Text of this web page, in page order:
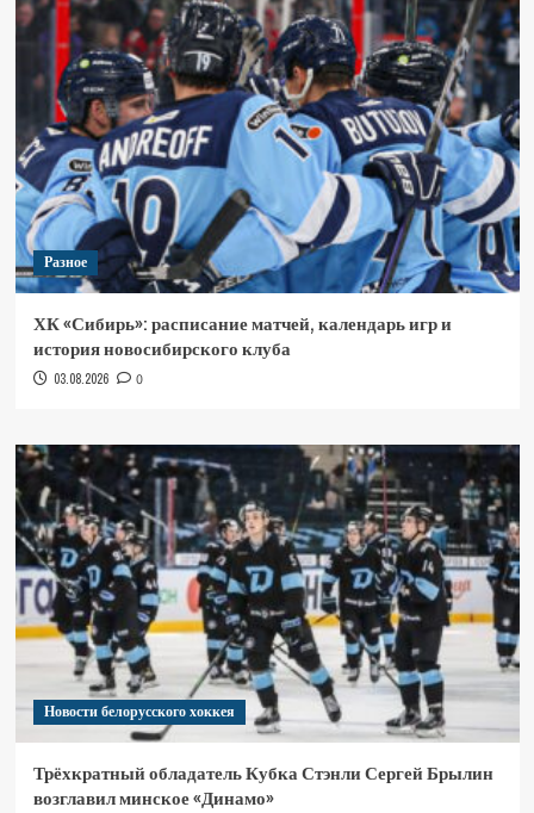
Разное
ХК «Сибирь»: расписание матчей, календарь игр и
история новосибирского клуба
03.08.2026 0
Новости белорусского хоккея
Трёхкратный обладатель Кубка Стэнли Сергей Брылин
возглавил минское «Динамо»